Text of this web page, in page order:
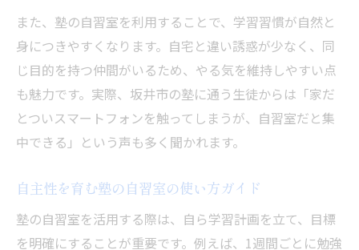
また、塾の自習室を利用することで、学習習慣が自然と
身につきやすくなります。自宅と違い誘惑が少なく、同
じ目的を持つ仲間がいるため、やる気を維持しやすい点
も魅力です。実際、坂井市の塾に通う生徒からは「家だ
とついスマートフォンを触ってしまうが、自習室だと集
中できる」という声も多く聞かれます。
自主性を育む塾の自習室の使い方ガイド
塾の自習室を活用する際は、自ら学習計画を立て、目標
を明確にすることが重要です。例えば、1週間ごとに勉強